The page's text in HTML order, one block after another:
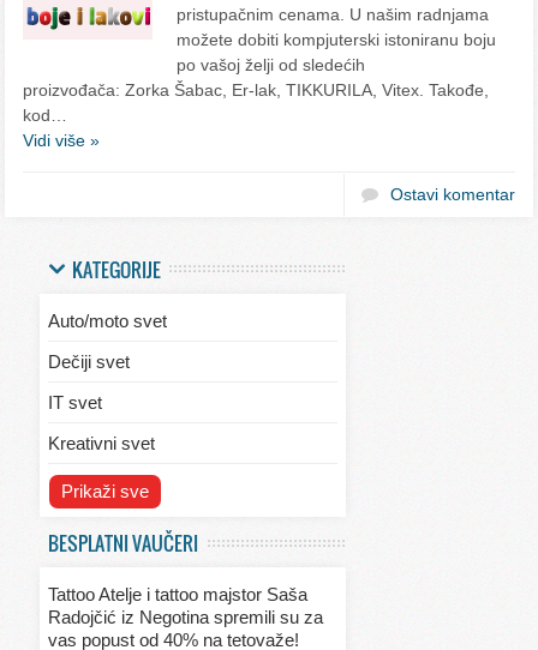
pristupačnim cenama. U našim radnjama
možete dobiti kompjuterski istoniranu boju
po vašoj želji od sledećih
proizvođača: Zorka Šabac, Er-lak, TIKKURILA, Vitex. Takođe,
kod…
Vidi više »
Ostavi komentar
KATEGORIJE
Auto/moto svet
Dečiji svet
IT svet
Kreativni svet
Svet ekologije
Svet kulinarstva
Prikaži sve
BESPLATNI VAUČERI
Tattoo Atelje i tattoo majstor Saša
Radojčić iz Negotina spremili su za
vas popust od 40% na tetovaže!